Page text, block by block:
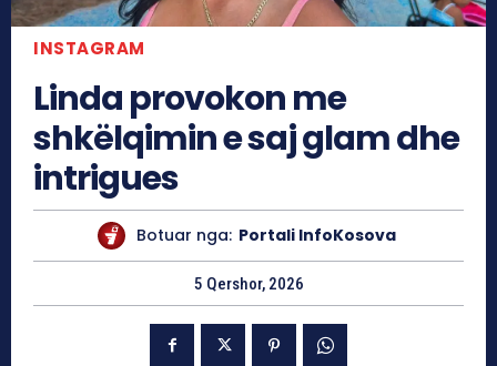
INSTAGRAM
Linda provokon me
shkëlqimin e saj glam dhe
intrigues
Botuar nga: Portali InfoKosova
5 Qershor, 2026